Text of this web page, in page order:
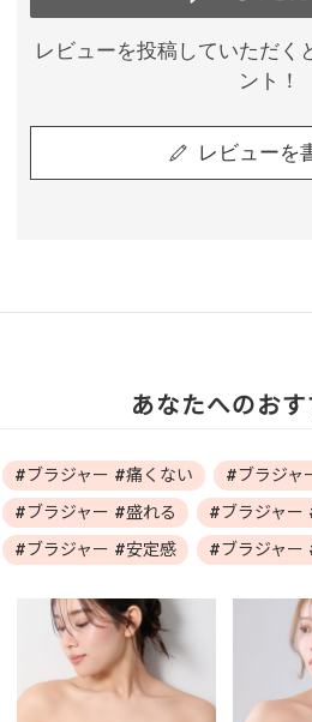
レビューを投稿していただく
ント！
レビューを
あなたへのお
#ブラジャー #痛くない
#ブラジャ
#ブラジャー #盛れる
#ブラジャー
#ブラジャー #安定感
#ブラジャー